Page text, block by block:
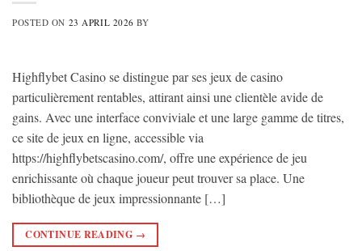
POSTED ON 23 APRIL 2026 BY
Highflybet Casino se distingue par ses jeux de casino
particulièrement rentables, attirant ainsi une clientèle avide de
gains. Avec une interface conviviale et une large gamme de titres,
ce site de jeux en ligne, accessible via
https://highflybetscasino.com/, offre une expérience de jeu
enrichissante où chaque joueur peut trouver sa place. Une
bibliothèque de jeux impressionnante […]
CONTINUE READING →